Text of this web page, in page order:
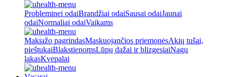
Probleminei odaiBrandžiai odaiSausai odaiJaunai
odaiNormaliai odaiVaikams
Makiažo pagrindasMaskuojančios priemonėsAkių tušai,
pieštukaiBlakstienomsLūpų dažai ir blizgesiaiNagų
lakasKvepalai